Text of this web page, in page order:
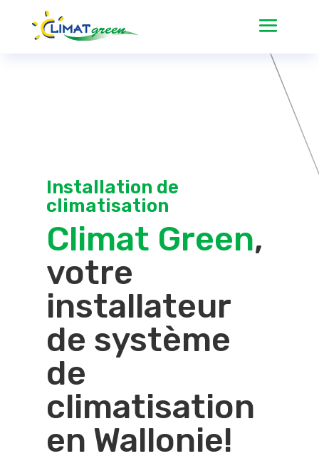
Installation de
climatisation
Climat Green,
votre
installateur
de système
de
climatisation
en Wallonie!